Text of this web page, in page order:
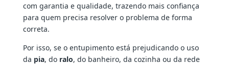
com garantia e qualidade, trazendo mais confiança
para quem precisa resolver o problema de forma
correta.
Por isso, se o entupimento está prejudicando o uso
da pia, do ralo, do banheiro, da cozinha ou da rede